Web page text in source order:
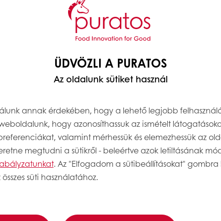
research into how people around the world
bread flavour and fermentation, we opened the
Flavour combines our expertise in taste,
ÜDVÖZLI A PURATOS
Az oldalunk sütiket használ
annak érdekében, hogy a lehető legjobb
hogy azonosíthassuk az ismételt
valamint mérhessük és elemezhessük az
megtudni a sütikről - beleértve azok letiltásának
. Az "Elfogadom a sütibeállításokat"
süti használatához.